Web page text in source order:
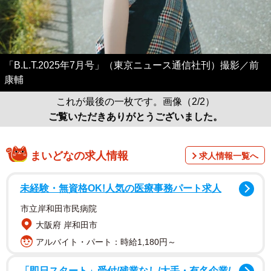
「B.L.T.2025年7月号」（東京ニュース通信社刊）撮影／前
康輔
これが最後の一枚です。画像（2/2）
ご覧いただきありがとうございました。
まいどなの求人情報 求人情報一覧へ
未経験・無資格OK!人気の医療事務パート求人
市立岸和田市民病院
大阪府 岸和田市
アルバイト・パート：時給1,180円～